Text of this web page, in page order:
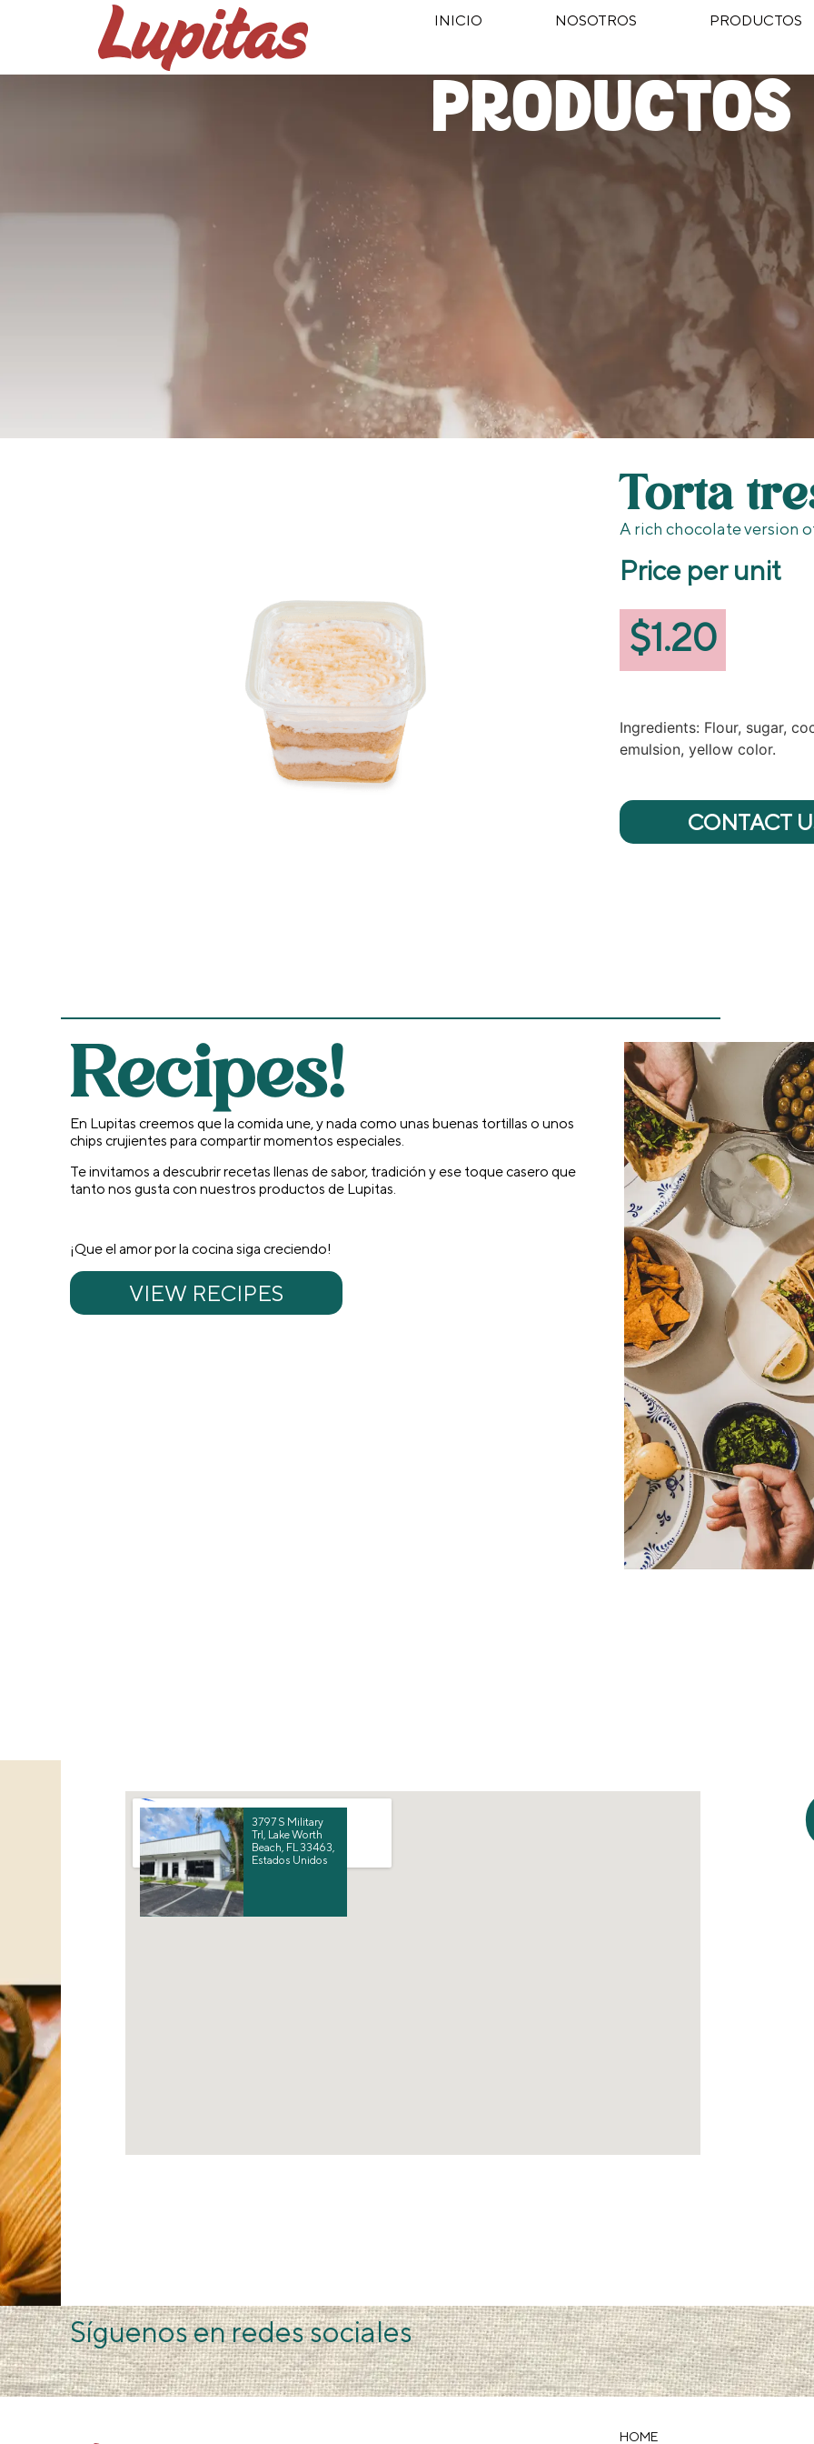
INICIO NOSOTROS PRODUCTOS
Productos
Torta
A rich chocolate version
Price per unit
$1.20
Ingredients: Flour, sugar,
emulsion, yellow color.
CONTACT
Recipes!
En Lupitas creemos que la comida une, y nada como unas buenas tortillas o unos
chips crujientes para compartir momentos especiales.
Te invitamos a descubrir recetas llenas de sabor, tradición y ese toque casero que
tanto nos gusta con nuestros productos de Lupitas.
¡Que el amor por la cocina siga creciendo!
VIEW RECIPES
3797 S Military
Trl, Lake Worth
Beach, FL 33463,
Estados Unidos
Síguenos en redes sociales
HOME